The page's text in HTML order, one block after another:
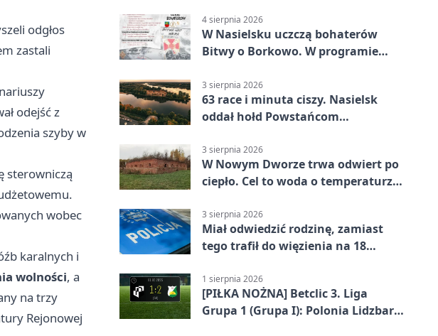
odgłos
zastali
odejść z
szyby w
sterowniczą
wobec
karalnych i
wolności, a
na trzy
Rejonowej
4 sierpnia 2026
W Nasielsku uczczą bohaterów
Bitwy o Borkowo. W programie
3 sierpnia 2026
63 race i minuta ciszy. Nasielsk
oddał hołd Powstańcom
3 sierpnia 2026
W Nowym Dworze trwa odwiert po
ciepło. Cel to woda o temperaturze
3 sierpnia 2026
Miał odwiedzić rodzinę, zamiast
tego trafił do więzienia na 18
1 sierpnia 2026
[PIŁKA NOŻNA] Betclic 3. Liga
Grupa 1 (Grupa I): Polonia Lidzbark